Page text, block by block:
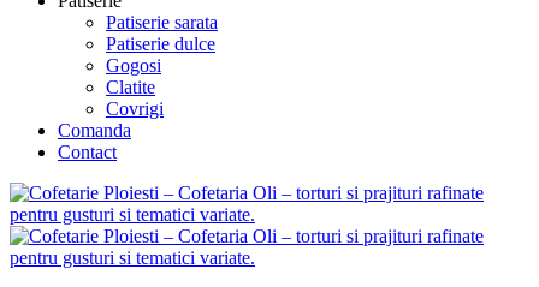
Patiserie sarata
Patiserie dulce
Gogosi
Clatite
Covrigi
Comanda
Contact